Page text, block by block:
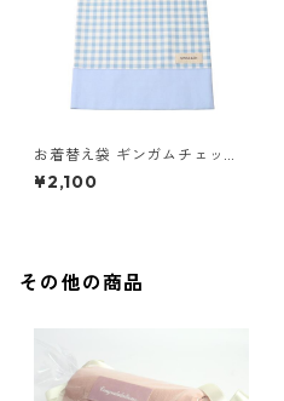
お着替え袋 ギンガムチェック×
ブルー 85-73051-2
¥2,100
その他の商品